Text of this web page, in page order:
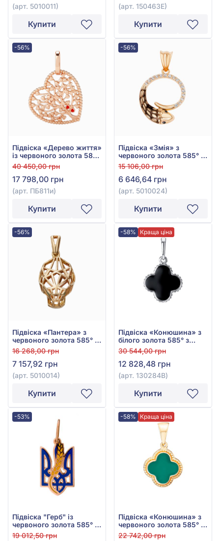
(арт. 5010011)
Купити
(арт. 150463Е)
Купити
-56%
Підвіска «Дерево життя»
із червоного золота 585°
з червоною емаллю, арт.
ПБ811и
40 450,00 грн
17 798,00 грн
(арт. ПБ811и)
Купити
-56%
Підвіска «Змія» з
червоного золота 585° з
чорною емаллю та
фіанітом/куб.цирконієм,
арт. 5010024
15 106,00 грн
6 646,64 грн
(арт. 5010024)
Купити
-56%
Підвіска «Пантера» з
червоного золота 585° із
зеленою та чорною
емаллю, арт. 5010014
16 268,00 грн
7 157,92 грн
(арт. 5010014)
Купити
-58% Краща ціна
Підвіска «Конюшина» з
білого золота 585° з
чорною емаллю, арт.
130284B
30 544,00 грн
12 828,48 грн
(арт. 130284B)
Купити
-53%
Підвіска "Герб" із
червоного золота 585° з
синьою та жовтою
19 012,50 грн
-58% Краща ціна
Підвіска «Конюшина» з
червоного золота 585° із
зеленою емаллю, арт.
22 742,00 грн